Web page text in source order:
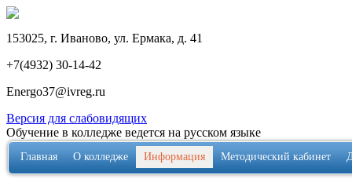
153025, г. Иваново, ул. Ермака, д. 41
+7(4932) 30-14-42
Energo37@ivreg.ru
Версия для слабовидящих
Обучение в колледже ведется на русском языке
Главная О колледже Информация Методический кабинет